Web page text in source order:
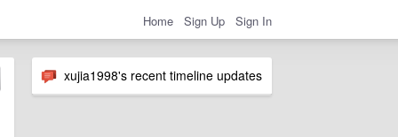
Home Sign Up Sign In
xujia1998's recent timeline updates